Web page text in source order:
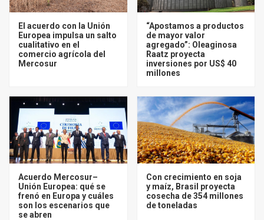
El acuerdo con la Unión
Europea impulsa un salto
cualitativo en el
comercio agrícola del
Mercosur
“Apostamos a productos
de mayor valor
agregado”: Oleaginosa
Raatz proyecta
inversiones por US$ 40
millones
Acuerdo Mercosur–
Unión Europea: qué se
frenó en Europa y cuáles
son los escenarios que
se abren
Con crecimiento en soja
y maíz, Brasil proyecta
cosecha de 354 millones
de toneladas